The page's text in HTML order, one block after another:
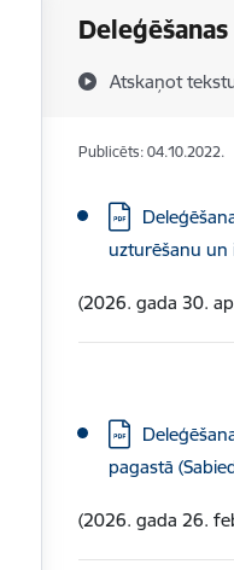
Atskaņot
Publicēts: 04.10.2022.
Lejupielādēt:
uzturēšanu un
(2026. gada 30.
Lejupielādēt:
pagastā
(2026. gada 26.